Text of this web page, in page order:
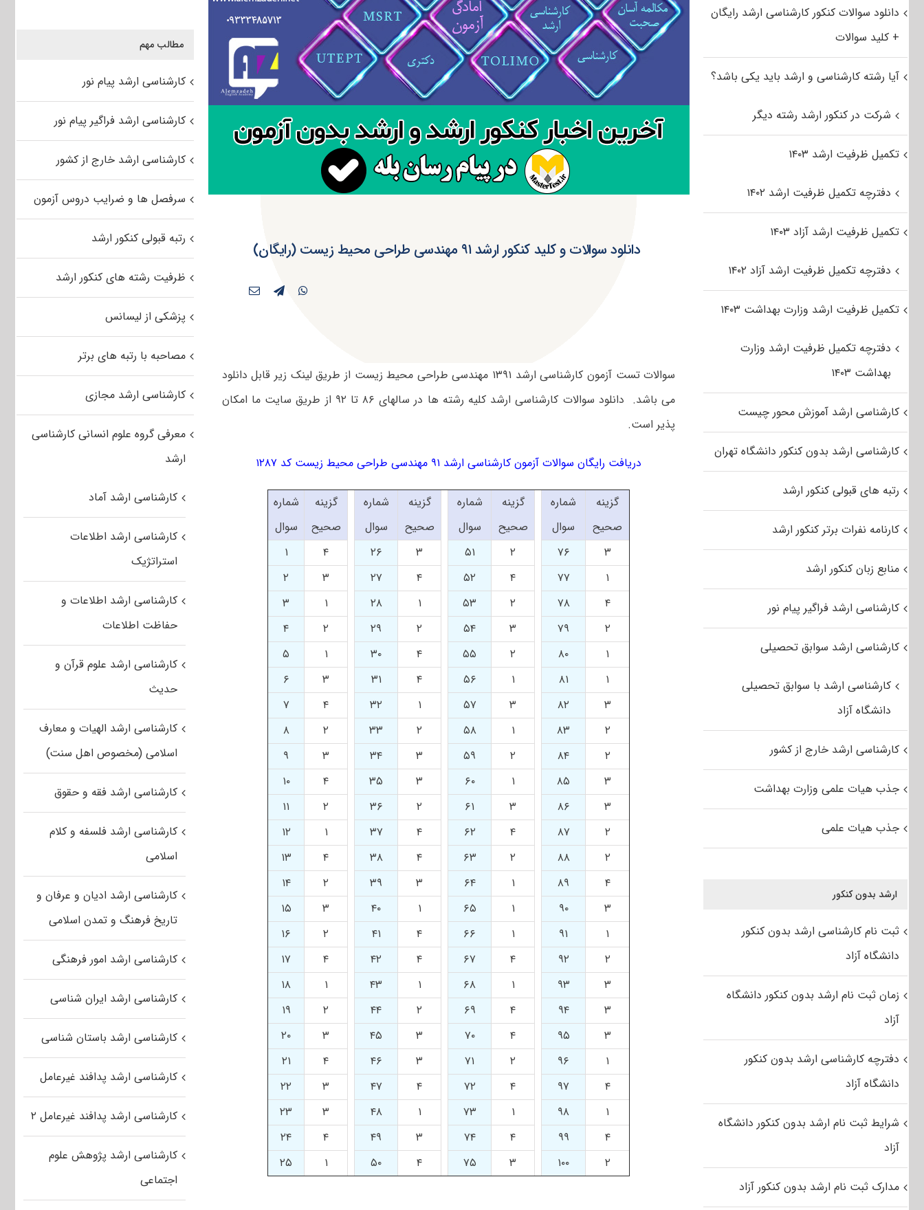
دانلود سوالات و کلید کنکور ارشد ۹۱ مهندسی طراحی محیط زیست (رایگان)
سوالات تست آزمون کارشناسی ارشد ۱۳۹۱ مهندسی طراحی محیط زیست از طریق لینک زیر قابل دانلود
می باشد. دانلود سوالات کارشناسی ارشد کلیه رشته ها در سالهای ۸۶ تا ۹۲ از طریق سایت ما امکان
پذیر است.
دریافت رایگان سوالات آزمون کارشناسی ارشد ۹۱ مهندسی طراحی محیط زیست کد ۱۲۸۷
گزینه
صحیح
شماره
سوال
گزینه
صحیح
شماره
سوال
گزینه
صحیح
شماره
سوال
گزینه
صحیح
شماره
سوال
۳
۷۶ ۲ ۵۱ ۳ ۲۶ ۴
۱
۱
۷۷ ۴ ۵۲ ۴ ۲۷ ۳
۲
۴
۷۸ ۲ ۵۳ ۱ ۲۸ ۱
۳
۲
۷۹ ۳ ۵۴ ۲ ۲۹ ۲
۴
۱
۸۰ ۲ ۵۵ ۴ ۳۰ ۱
۵
۱
۸۱ ۱ ۵۶ ۴ ۳۱ ۳
۶
۳
۸۲ ۳ ۵۷ ۱ ۳۲ ۴
۷
۲
۸۳ ۱ ۵۸ ۲ ۳۳ ۲
۸
۲
۸۴ ۲ ۵۹ ۳ ۳۴ ۳
۹
۳
۸۵ ۱ ۶۰ ۳ ۳۵ ۴
۱۰
۳
۸۶ ۳ ۶۱ ۲ ۳۶ ۲
۱۱
۲
۸۷ ۴ ۶۲ ۴ ۳۷ ۱
۱۲
۲
۸۸ ۲ ۶۳ ۴ ۳۸ ۴
۱۳
۴
۸۹ ۱ ۶۴ ۳ ۳۹ ۲
۱۴
۳
۹۰ ۱ ۶۵ ۱ ۴۰ ۳
۱۵
۱
۹۱ ۱ ۶۶ ۴ ۴۱ ۲
۱۶
۲
۹۲ ۴ ۶۷ ۴ ۴۲ ۴
۱۷
۳
۹۳ ۱ ۶۸ ۱ ۴۳ ۱
۱۸
۳
۹۴ ۴ ۶۹ ۲ ۴۴ ۲
۱۹
۳
۹۵ ۴ ۷۰ ۳ ۴۵ ۳
۲۰
۱
۹۶ ۲ ۷۱ ۳ ۴۶ ۴
۲۱
۴
۹۷ ۴ ۷۲ ۴ ۴۷ ۳
۲۲
۱
۹۸ ۱ ۷۳ ۱ ۴۸ ۳
۲۳
۴
۹۹ ۴ ۷۴ ۳ ۴۹ ۴
۲۴
۲
۱۰۰ ۳ ۷۵ ۴ ۵۰ ۱ ۲۵
مطالب مهم
کارشناسی ارشد پیام نور
کارشناسی ارشد فراگیر پیام نور
کارشناسی ارشد خارج از کشور
سرفصل ها و ضرایب دروس آزمون
رتبه قبولی کنکور ارشد
ظرفیت رشته های کنکور ارشد
پزشکی از لیسانس
مصاحبه با رتبه های برتر
کارشناسی ارشد مجازی
معرفی گروه علوم انسانی کارشناسی
ارشد
کارشناسی ارشد آماد
کارشناسی ارشد اطلاعات
استراتژیک
کارشناسی ارشد اطلاعات و
حفاظت اطلاعات
کارشناسی ارشد علوم قرآن و
حدیث
کارشناسی ارشد الهیات و معارف
اسلامی (مخصوص اهل سنت)
کارشناسی ارشد فقه و حقوق
کارشناسی ارشد فلسفه و کلام
اسلامی
کارشناسی ارشد ادیان و عرفان و
تاریخ فرهنگ و تمدن اسلامی
کارشناسی ارشد امور فرهنگی
کارشناسی ارشد ایران شناسی
کارشناسی ارشد باستان شناسی
کارشناسی ارشد پدافند غیرعامل
کارشناسی ارشد پدافند غیرعامل ۲
کارشناسی ارشد پژوهش علوم
اجتماعی
دانلود سوالات کنکور کارشناسی ارشد رایگان
+ کلید سوالات
آیا رشته کارشناسی و ارشد باید یکی باشد؟
شرکت در کنکور ارشد رشته دیگر
تکمیل ظرفیت ارشد ۱۴۰۳
دفترچه تکمیل ظرفیت ارشد ۱۴۰۲
تکمیل ظرفیت ارشد آزاد ۱۴۰۳
دفترچه تکمیل ظرفیت ارشد آزاد ۱۴۰۲
تکمیل ظرفیت ارشد وزارت بهداشت ۱۴۰۳
دفترچه تکمیل ظرفیت ارشد وزارت
بهداشت ۱۴۰۳
کارشناسی ارشد آموزش محور چیست
کارشناسی ارشد بدون کنکور دانشگاه تهران
رتبه های قبولی کنکور ارشد
کارنامه نفرات برتر کنکور ارشد
منابع زبان کنکور ارشد
کارشناسی ارشد فراگیر پیام نور
کارشناسی ارشد سوابق تحصیلی
کارشناسی ارشد با سوابق تحصیلی
دانشگاه آزاد
کارشناسی ارشد خارج از کشور
جذب هیات علمی وزارت بهداشت
جذب هیات علمی
ارشد بدون کنکور
ثبت نام کارشناسی ارشد بدون کنکور
دانشگاه آزاد
زمان ثبت نام ارشد بدون کنکور دانشگاه
آزاد
دفترچه کارشناسی ارشد بدون کنکور
دانشگاه آزاد
شرایط ثبت نام ارشد بدون کنکور دانشگاه
آزاد
مدارک ثبت نام ارشد بدون کنکور آزاد